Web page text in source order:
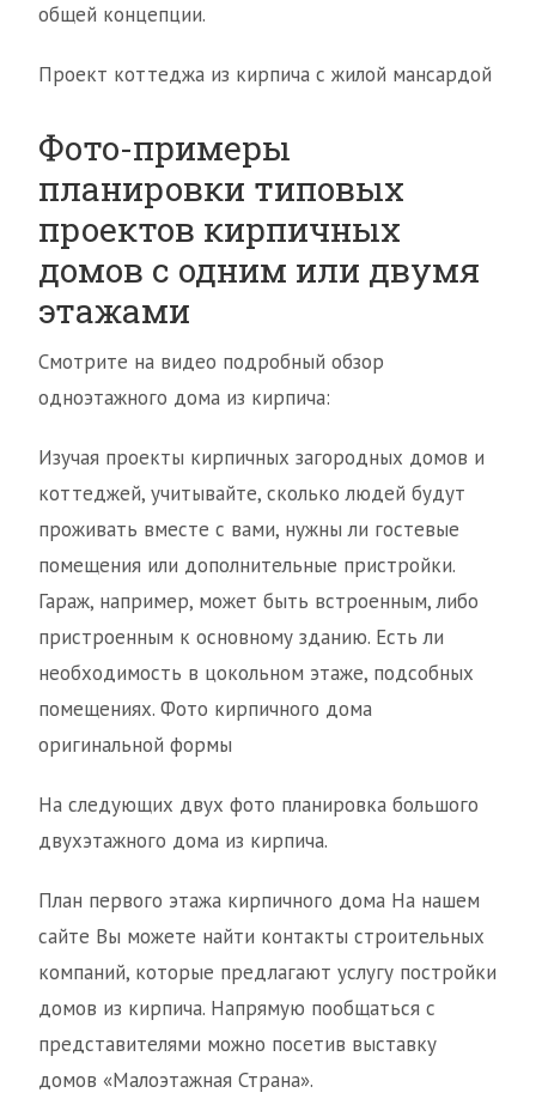
общей концепции.
Проект коттеджа из кирпича с жилой мансардой
Фото-примеры
планировки типовых
проектов кирпичных
домов с одним или двумя
этажами
Смотрите на видео подробный обзор
одноэтажного дома из кирпича:
Изучая проекты кирпичных загородных домов и
коттеджей, учитывайте, сколько людей будут
проживать вместе с вами, нужны ли гостевые
помещения или дополнительные пристройки.
Гараж, например, может быть встроенным, либо
пристроенным к основному зданию. Есть ли
необходимость в цокольном этаже, подсобных
помещениях. Фото кирпичного дома
оригинальной формы
На следующих двух фото планировка большого
двухэтажного дома из кирпича.
План первого этажа кирпичного дома На нашем
сайте Вы можете найти контакты строительных
компаний, которые предлагают услугу постройки
домов из кирпича. Напрямую пообщаться с
представителями можно посетив выставку
домов «Малоэтажная Страна».